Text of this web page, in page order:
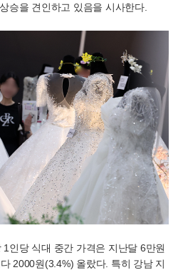
승을 견인하고 있음을 시사한다.
인당 식대 중간 가격은 지난달 6만원
2000원(3.4%) 올랐다. 특히 강남 지